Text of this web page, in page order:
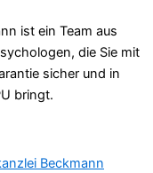
ist ein Team aus
die Sie mit
sicher und in
bringt.